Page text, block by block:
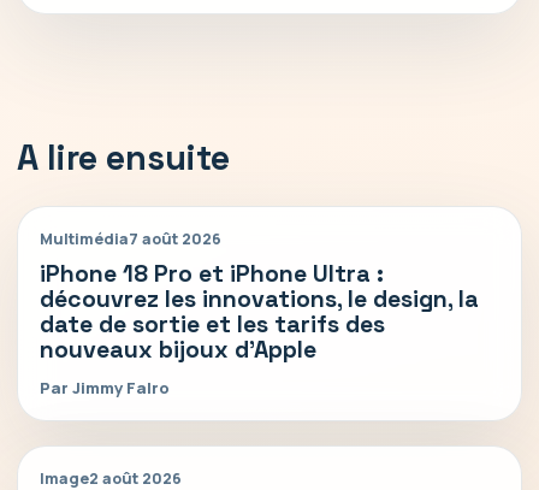
A lire ensuite
Multimédia7 août 2026
iPhone 18 Pro et iPhone Ultra :
découvrez les innovations, le design, la
date de sortie et les tarifs des
nouveaux bijoux d’Apple
Par Jimmy Falro
Image2 août 2026